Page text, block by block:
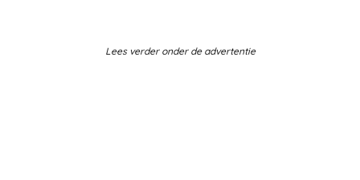
Lees verder onder de advertentie